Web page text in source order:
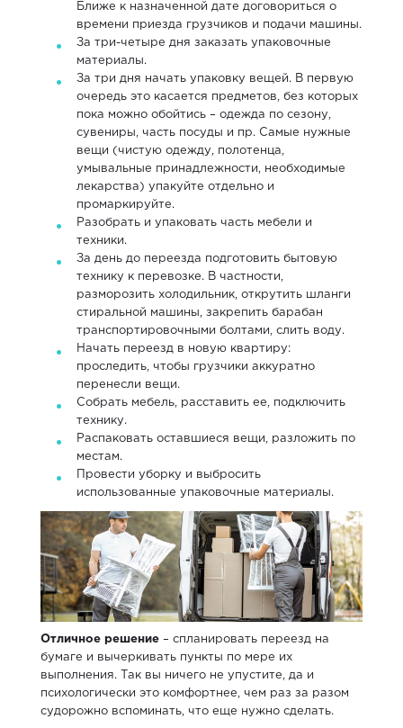
Ближе к назначенной дате договориться о
времени приезда грузчиков и подачи машины.
За три-четыре дня заказать упаковочные
материалы.
За три дня начать упаковку вещей. В первую
очередь это касается предметов, без которых
пока можно обойтись – одежда по сезону,
сувениры, часть посуды и пр. Самые нужные
вещи (чистую одежду, полотенца,
умывальные принадлежности, необходимые
лекарства) упакуйте отдельно и
промаркируйте.
Разобрать и упаковать часть мебели и
техники.
За день до переезда подготовить бытовую
технику к перевозке. В частности,
разморозить холодильник, открутить шланги
стиральной машины, закрепить барабан
транспортировочными болтами, слить воду.
Начать переезд в новую квартиру:
проследить, чтобы грузчики аккуратно
перенесли вещи.
Собрать мебель, расставить ее, подключить
технику.
Распаковать оставшиеся вещи, разложить по
местам.
Провести уборку и выбросить
использованные упаковочные материалы.
Отличное решение – спланировать переезд на
бумаге и вычеркивать пункты по мере их
выполнения. Так вы ничего не упустите, да и
психологически это комфортнее, чем раз за разом
судорожно вспоминать, что еще нужно сделать.